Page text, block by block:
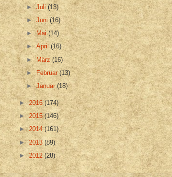
►Juli(13)
►Juni(16)
►Mai(14)
►April(16)
►März(16)
► Februar(13)
►Januar(18)
►2016(174)
►2015(146)
►2014(161)
►2013 (89)
►2012(28)